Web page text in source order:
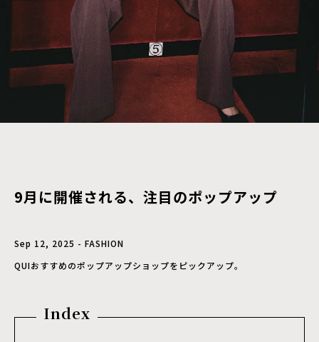
9月に開催される、注目のポップアップ
Sep 12, 2025 - FASHION
QUIおすすめのポップアップショップをピックアップ。
Index